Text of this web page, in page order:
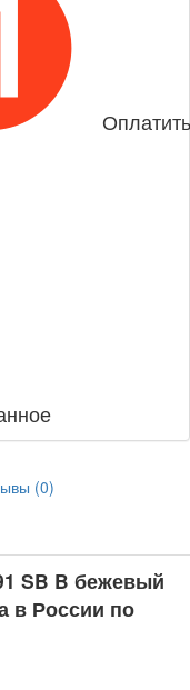
(0)
SB B бежевый
в России по